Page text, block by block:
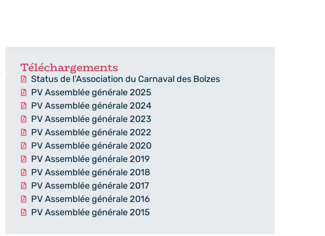
Téléchargements
Status de l'Association du Carnaval des Bolzes
PV Assemblée générale 2025
PV Assemblée générale 2024
PV Assemblée générale 2023
PV Assemblée générale 2022
PV Assemblée générale 2020
PV Assemblée générale 2019
PV Assemblée générale 2018
PV Assemblée générale 2017
PV Assemblée générale 2016
PV Assemblée générale 2015